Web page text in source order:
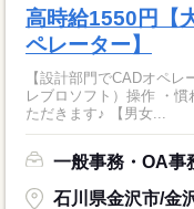
高時給1550円【
ペレーター】
【設計部門でCADオペレ
レブロソフト）操作 ・
ただきます♪ 【男女...
一般事務・OA事
石川県金沢市/金